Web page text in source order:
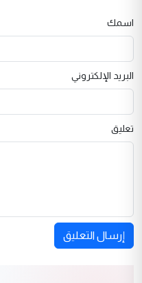
اسمك
البريد الإلكتروني
تعليق
إرسال التعليق